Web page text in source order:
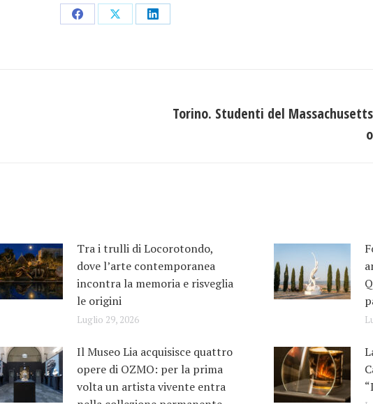
CondividiCondividiCondividi
Prossimo
Torino. Studenti del
Tra i trulli di Locorotondo,
dove l’arte contemporanea
incontra la memoria e risveglia
le origini
Luglio 29, 2026
Il Museo Lia acquisisce quattro
opere di OZMO: per la prima
volta un artista vivente entra